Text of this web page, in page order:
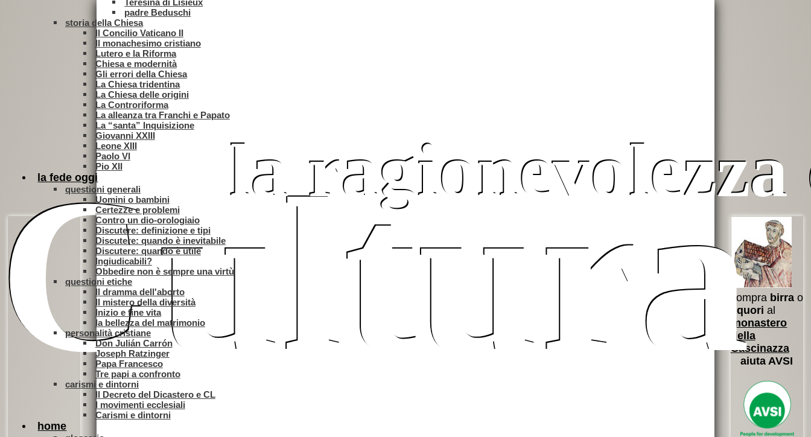
Papa Leone
la
padre Beduschi
storia della Chiesa
Il Concilio Vaticano II
Il monachesimo cristiano
Lutero e la Riforma
Chiesa e modernità
Gli errori della Chiesa
La Chiesa tridentina
La Chiesa delle origini
La Controriforma
La alleanza tra Franchi e Papato
La “santa” Inquisizione
Giovanni XXIII
Leone XIII
Paolo VI
Pio XII
la fede oggi
questioni generali
Uomini o bambini
Certezze e problemi
Contro un dio-orologiaio
Discutere: definizione e tipi
Discutere: quando è inevitabile
Discutere: quando è utile
Ingiudicabili?
Obbedire non è sempre una virtù
questioni etiche
Il dramma dell'aborto
Il mistero della diversità
Inizio e fine vita
la bellezza del matrimonio
personalità cristiane
Don Julián Carrón
Joseph Ratzinger
Papa Francesco
Tre papi a confronto
carismi e dintorni
Il Decreto del Dicastero e CL
I movimenti ecclesiali
Carismi e dintorni
home
compra birrao
liquori al
monastero
della
Cascinazza
aiuta AVSI